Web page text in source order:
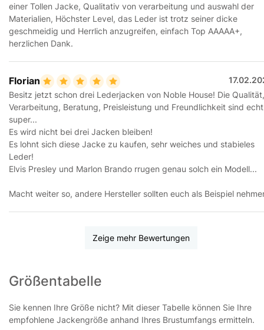
einer Tollen Jacke, Qualitativ von verarbeitung und auswahl der
Materialien, Höchster Level, das Leder ist trotz seiner dicke
geschmeidig und Herrlich anzugreifen, einfach Top AAAAA+,
herzlichen Dank.
Florian
Besitz jetzt schon drei Lederjacken von Noble House! Die Qualität,
Verarbeitung, Beratung, Preisleistung und Freundlichkeit sind echt
super...
Es wird nicht bei drei Jacken bleiben!
Es lohnt sich diese Jacke zu kaufen, sehr weiches und stabieles
Leder!
Elvis Presley und Marlon Brando rrugen genau solch ein Modell...
Macht weiter so, andere Hersteller sollten euch als Beispiel
Zeige mehr Bewertungen
Größentabelle
Sie kennen Ihre Größe nicht? Mit dieser Tabelle können Sie Ihre
empfohlene Jackengröße anhand Ihres Brustumfangs ermitteln.